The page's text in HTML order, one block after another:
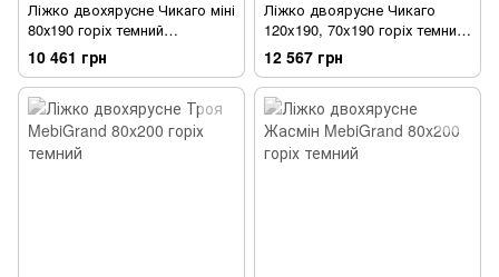
Ліжко двохярусне Чикаго міні
80х190 горіх темний
(Mebigrand)
10 461 грн
Ліжко двоярусне Чикаго
120x190, 70x190 горіх темний
(Mebigrand)
12 567 грн